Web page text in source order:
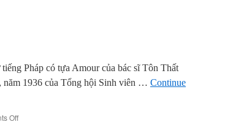
Pháp có tựa Amour của bác sĩ Tôn Thất
năm 1936 của Tổng hội Sinh viên … Continue
Offon